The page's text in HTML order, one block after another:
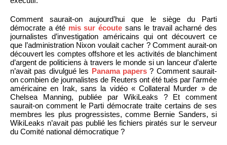
Comment saurait-on aujourd’hui que le siège du Parti
démocrate a été mis sur écoute sans le travail acharné des
journalistes d’investigation américains qui ont découvert ce
que l’administration Nixon voulait cacher ? Comment aurait-on
découvert les comptes offshore et les activités de blanchiment
d’argent de politiciens à travers le monde si un lanceur d’alerte
n’avait pas divulgué les Panama papers? Comment saurait-
on combien de journalistes de Reuters ont été tués par l’armée
américaine en Irak, sans la vidéo « Collateral Murder » de
Chelsea Manning, publiée par WikiLeaks ? Et comment
saurait-on comment le Parti démocrate traite certains de ses
membres les plus progressistes, comme Bernie Sanders, si
WikiLeaks n’avait pas publié les fichiers piratés sur le serveur
du Comité national démocratique ?